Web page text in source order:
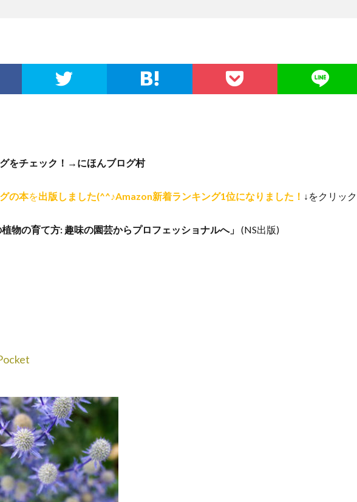
をチェック！→ にほんブログ村
の本を出版しました(^^♪Amazon新着ランキング1位になりました！ ↓をクリック
植物の育て方: 趣味の園芸からプロフェッショナルへ」 (NS出版)